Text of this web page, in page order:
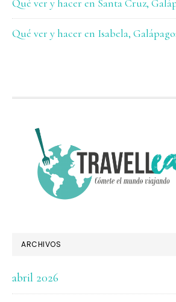
Qué ver y hacer en Santa Cruz,
Qué ver y hacer en Isabela,
FOOTER
ARCHIVOS
abril 2026